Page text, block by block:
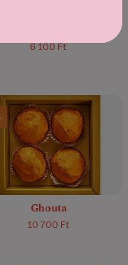
6 100 Ft
Ghouta
10 700 Ft